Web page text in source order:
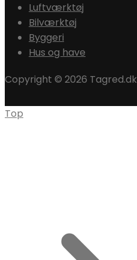
Luftværktøj
Bilværktøj
Byggeri
Hus og have
Copyright © 2026 Tagred.dk
Top